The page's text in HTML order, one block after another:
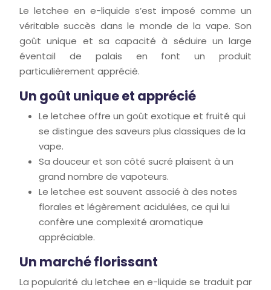
Le letchee en e-liquide s’est imposé comme un
véritable succès dans le monde de la vape. Son
goût unique et sa capacité à séduire un large
éventail de palais en font un produit
particulièrement apprécié.
Un goût unique et apprécié
Le letchee offre un goût exotique et fruité qui
se distingue des saveurs plus classiques de la
vape.
Sa douceur et son côté sucré plaisent à un
grand nombre de vapoteurs.
Le letchee est souvent associé à des notes
florales et légèrement acidulées, ce qui lui
confère une complexité aromatique
appréciable.
Un marché florissant
La popularité du letchee en e-liquide se traduit par